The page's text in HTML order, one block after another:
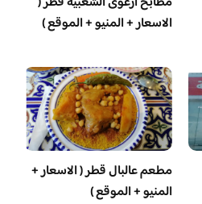
الاسعار + المنيو + الموقع )
مطعم عالبال قطر ( الاسعار +
المنيو + الموقع )